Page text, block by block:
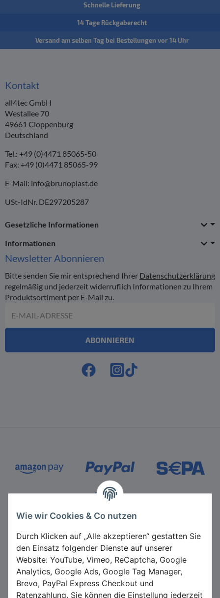
Wie wir Cookies & Co nutzen
Durch Klicken auf „Alle akzeptieren“ gestatten Sie
den Einsatz folgender Dienste auf unserer
Website: YouTube, Vimeo, ReCaptcha, Google
Analytics, Google Ads, Google Tag Manager,
Brevo, PayPal Express Checkout und
Ratenzahlung. Sie können die Einstellung jederzeit
Schnelle Lieferung
14 Tage Rückgaberecht
Versand am selben Tag bei Bestellungen vor 14 Uhr
Kontakt
all4tec GmbH
Westallee 70
49661 Cloppenburg
Deutschland
Tel.: +49 (0)4471 85065-50
Fax: +49 (0)4471 85065-99
E-Mail: info@brunoplast.de
USt-IdNr. DE297205287
Gesetzliche Informationen
Informationen
Newsletter Abonnieren
Bitte senden Sie mir entsprechend Ihrer Datenschutzerklärung
regelmäßig und jederzeit widerruflich Informationen zu Ihrem
Produktsortiment per E-Mail zu.
ABONNIEREN
Zahlungsmethoden
*Alle Preise inkl. gesetzlicher USt., zzgl.